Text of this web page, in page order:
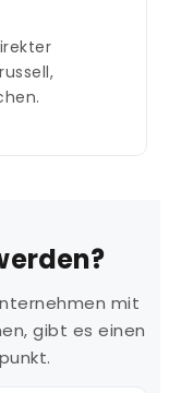
mit
gibt es einen